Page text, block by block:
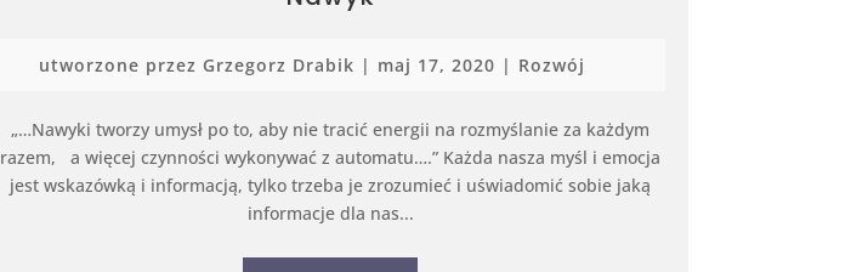
utworzone przez Grzegorz Drabik | maj 17, 2020 | Rozwój
„…Nawyki tworzy umysł po to, aby nie tracić energii na rozmyślanie za każdym
razem, a więcej czynności wykonywać z automatu….” Każda nasza myśl i emocja
jest wskazówką i informacją, tylko trzeba je zrozumieć i uświadomić sobie jaką
informacje dla nas...